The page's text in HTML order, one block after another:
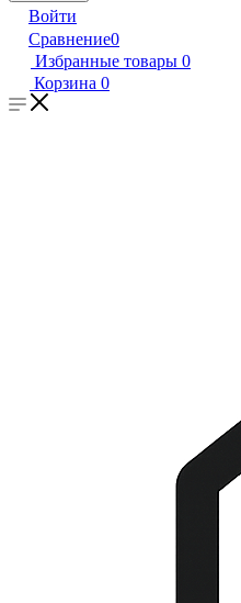
Войти
Сравнение0
Избранные товары 0
Корзина 0